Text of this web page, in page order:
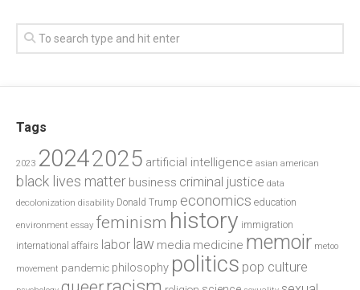
Tags
2023 20242025 artificial intelligence asian american
black lives matter business criminal justice data
decolonization disability Donald Trump economics education
environment essay feminism history immigration
international affairs labor law media medicine memoir metoo
movement pandemic philosophy politics pop culture